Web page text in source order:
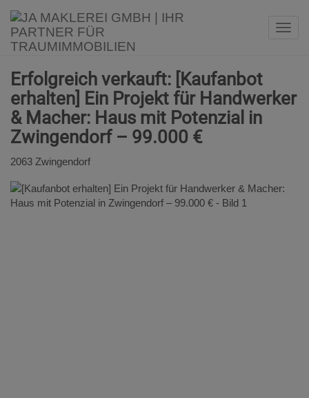
Erfolgreich verkauft: [Kaufanbot
erhalten] Ein Projekt für Handwerker
& Macher: Haus mit Potenzial in
Zwingendorf – 99.000 €
2063 Zwingendorf